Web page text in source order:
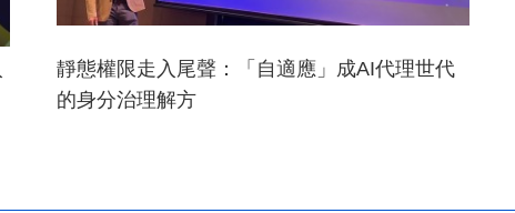
靜態權限走入尾聲：「自適應」成AI代理世代
的身分治理解方